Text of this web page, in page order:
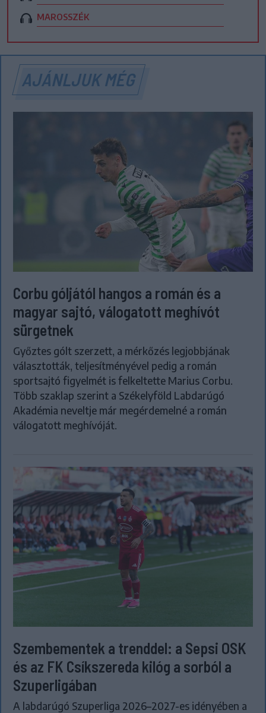
MAROSSZÉK
AJÁNLJUK MÉG
Corbu góljától hangos a román és a
magyar sajtó, válogatott meghívót
sürgetnek
Győztes gólt szerzett, a mérkőzés legjobbjának
választották, teljesítményével pedig a román
sportsajtó figyelmét is felkeltette Marius Corbu.
Több szaklap szerint a Székelyföld Labdarúgó
Akadémia neveltje már megérdemelné a román
válogatott meghívóját.
Szembementek a trenddel: a Sepsi OSK
és az FK Csíkszereda kilóg a sorból a
Szuperligában
A labdarúgó Szuperliga 2026–2027-es idényében a